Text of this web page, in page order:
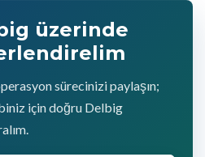
üzerinde
sürecinizi paylaşın;
için doğru Delbig